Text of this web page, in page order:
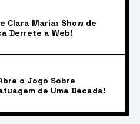
Clara Maria: Show de
Derrete a Web!
o Jogo Sobre
de Uma Década!